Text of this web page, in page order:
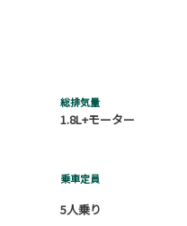
総排気量
1.8L+モーター
乗車定員
5人乗り